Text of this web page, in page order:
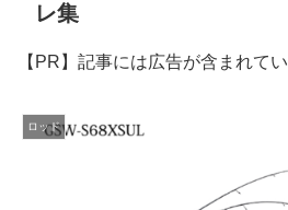
レ集
【PR】記事には広告が含まれて
ロッド